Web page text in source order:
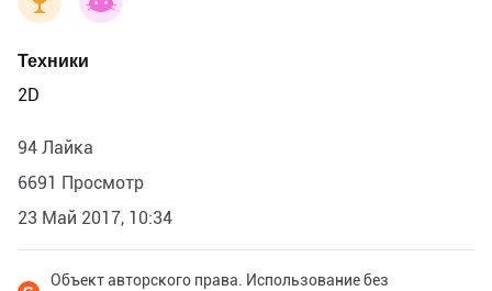
Техники
2D
94 Лайка
6691 Просмотр
23 Май 2017, 10:34
Объект авторского права. Использование без